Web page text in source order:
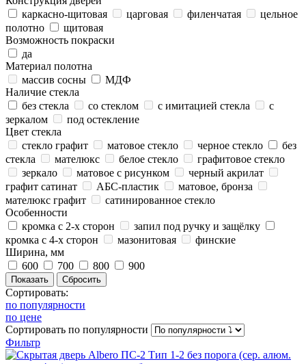
каркасно-щитовая
царговая филенчатая
цельное
полотно
щитовая
Возможность покраски
да
Материал полотна
массив сосны
МДФ
Наличие стекла
без стекла
со стеклом с имитацией стекла
с
зеркалом
под остекление
Цвет стекла
стекло графит
матовое стекло черное стекло
без
стекла
мателюкс белое стекло
графитовое стекло
зеркало
матовое с рисунком
черный акрилат
графит сатинат
АБС-пластик
матовое, бронза
мателюкс графит
сатинированное стекло
Особенности
кромка с 2-х сторон
запил под ручку и защёлку
кромка с 4-х сторон
мазонитовая
финские
Ширина, мм
600
700 800 900
Сортировать:
по популярности
по цене
Сортировать по популярности
Фильтр